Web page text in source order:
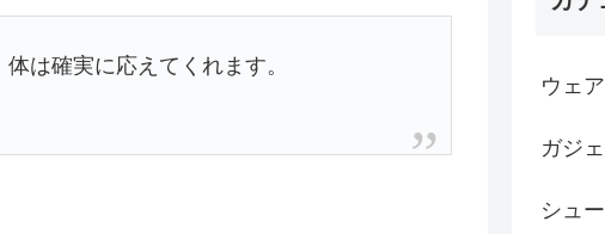
は確実に応えてくれます。
ウェア
ガジ
シュ